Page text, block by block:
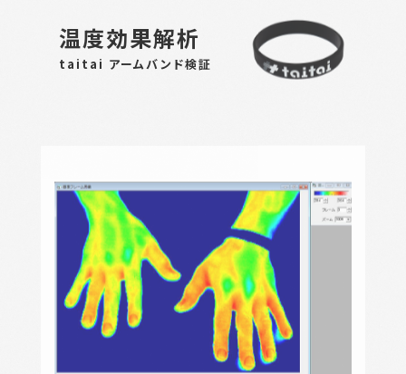
温度効果解析
taitai アームバンド検証